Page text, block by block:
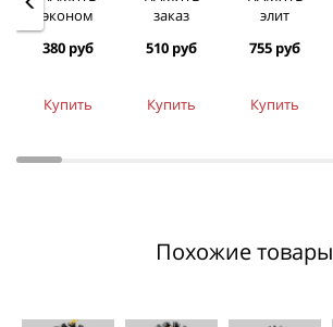
эконом
380 руб
Купить
заказ
510 руб
Купить
элит
755 руб
Купить
Похожие товары